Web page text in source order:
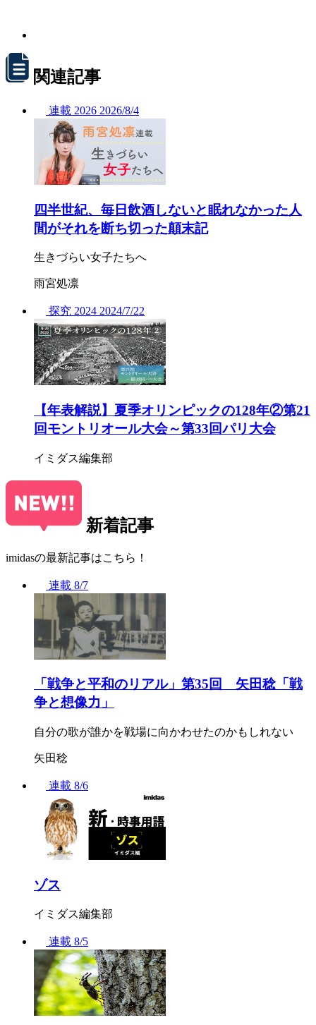
関連記事
連載 2026 2026/8/4
四半世紀、毎日飲酒しないと眠れなかった人
間がそれを断ち切った顛末記
生きづらい女子たちへ
雨宮処凛
探究 2024 2024/7/22
【年表解説】夏季オリンピックの128年②第21
回モントリオール大会～第33回パリ大会
イミダス編集部
新着記事
imidasの最新記事はこちら！
連載 8/7
「戦争と平和のリアル」第35回 矢田稔「戦
争と想像力」
自分の歌が誰かを戦場に向かわせたのかもしれない
矢田稔
連載 8/6
ゾス
イミダス編集部
連載 8/5